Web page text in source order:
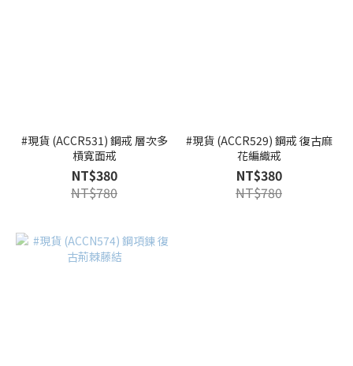
#現貨 (ACCR531) 鋼戒 層次多
槓寬面戒
NT$380
NT$780
#現貨 (ACCR529) 鋼戒 復古麻
花編織戒
NT$380
NT$780